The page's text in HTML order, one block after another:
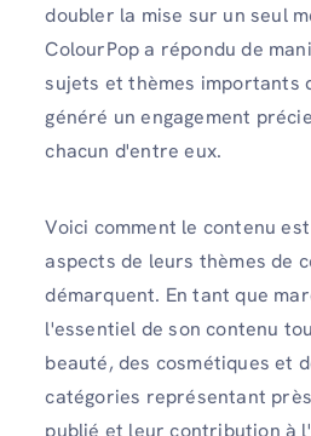
doubler la mise sur un seul
ColourPop a répondu de
sujets et thèmes importants
généré un engagement
chacun d'entre eux.
Voici comment le contenu
aspects de leurs thèmes de
démarquent. En tant que
l'essentiel de son contenu
beauté, des cosmétiques et
catégories représentant
publié et leur contribution à